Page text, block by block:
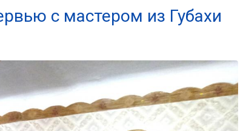
с мастером из Губахи